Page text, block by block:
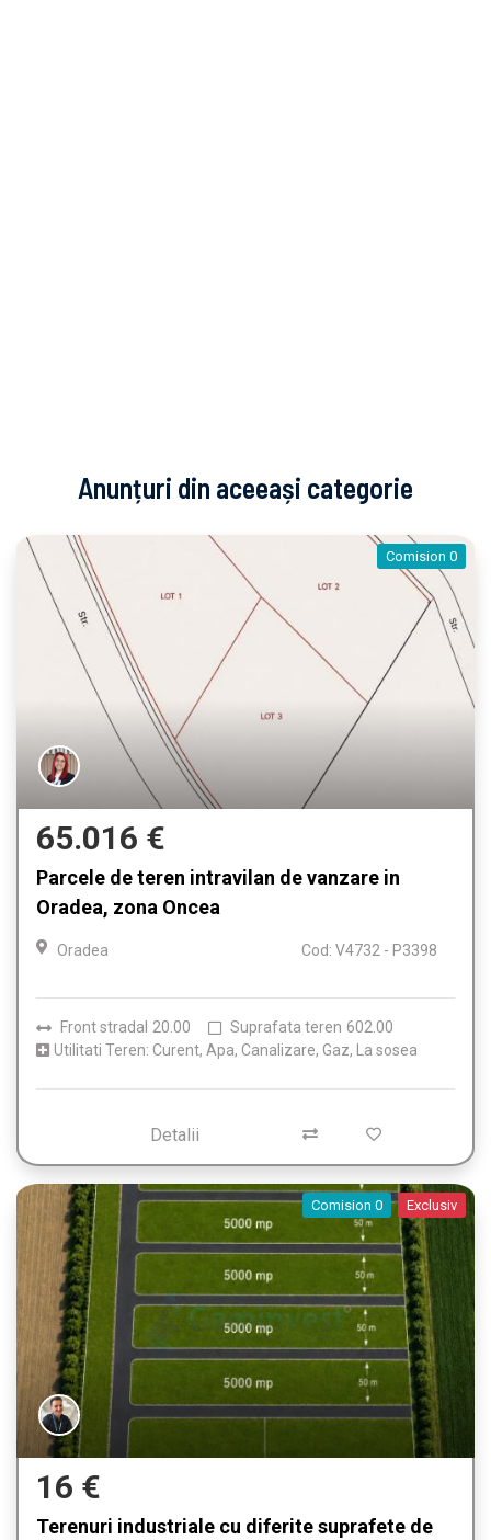
Anunțuri din aceeași categorie
Comision 0
65.016 €
Parcele de teren intravilan de vanzare in
Oradea, zona Oncea
Oradea Cod: V4732 - P3398
Front stradal 20.00 Suprafata teren 602.00
Utilitati Teren: Curent, Apa, Canalizare, Gaz, La sosea
Detalii
Comision 0 Exclusiv
16 €
Terenuri industriale cu diferite suprafete de